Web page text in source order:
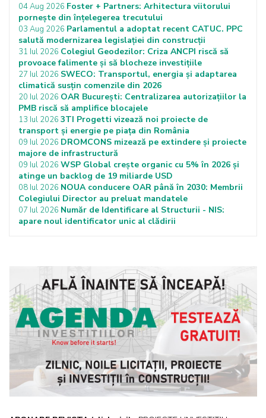
04 Aug 2026 Foster + Partners: Arhitectura viitorului
pornește din înțelegerea trecutului
03 Aug 2026 Parlamentul a adoptat recent CATUC. PPC
salută modernizarea legislației din construcții
31 Iul 2026 Colegiul Geodezilor: Criza ANCPI riscă să
provoace falimente și să blocheze investițiile
27 Iul 2026 SWECO: Transportul, energia și adaptarea
climatică susțin comenzile din 2026
20 Iul 2026 OAR București: Centralizarea autorizațiilor la
PMB riscă să amplifice blocajele
13 Iul 2026 3TI Progetti vizează noi proiecte de
transport și energie pe piața din România
09 Iul 2026 DROMCONS mizează pe extindere și proiecte
majore de infrastructură
09 Iul 2026 WSP Global crește organic cu 5% în 2026 și
atinge un backlog de 19 miliarde USD
08 Iul 2026 NOUA conducere OAR până în 2030: Membrii
Colegiului Director au preluat mandatele
07 Iul 2026 Număr de Identificare al Structurii - NIS:
apare noul identificator unic al clădirii